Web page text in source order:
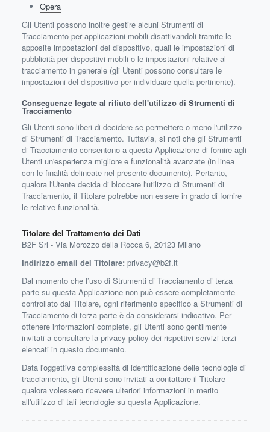
Opera
Gli Utenti possono inoltre gestire alcuni Strumenti di
Tracciamento per applicazioni mobili disattivandoli tramite le
apposite impostazioni del dispositivo, quali le impostazioni di
pubblicità per dispositivi mobili o le impostazioni relative al
tracciamento in generale (gli Utenti possono consultare le
impostazioni del dispositivo per individuare quella pertinente).
Conseguenze legate al rifiuto dell'utilizzo di Strumenti di
Tracciamento
Gli Utenti sono liberi di decidere se permettere o meno l'utilizzo
di Strumenti di Tracciamento. Tuttavia, si noti che gli Strumenti
di Tracciamento consentono a questa Applicazione di fornire agli
Utenti un'esperienza migliore e funzionalità avanzate (in linea
con le finalità delineate nel presente documento). Pertanto,
qualora l'Utente decida di bloccare l'utilizzo di Strumenti di
Tracciamento, il Titolare potrebbe non essere in grado di fornire
le relative funzionalità.
Titolare del Trattamento dei Dati
B2F Srl - Via Morozzo della Rocca 6, 20123 Milano
Indirizzo email del Titolare: privacy@b2f.it
Dal momento che l’uso di Strumenti di Tracciamento di terza
parte su questa Applicazione non può essere completamente
controllato dal Titolare, ogni riferimento specifico a Strumenti di
Tracciamento di terza parte è da considerarsi indicativo. Per
ottenere informazioni complete, gli Utenti sono gentilmente
invitati a consultare la privacy policy dei rispettivi servizi terzi
elencati in questo documento.
Data l'oggettiva complessità di identificazione delle tecnologie di
tracciamento, gli Utenti sono invitati a contattare il Titolare
qualora volessero ricevere ulteriori informazioni in merito
all'utilizzo di tali tecnologie su questa Applicazione.